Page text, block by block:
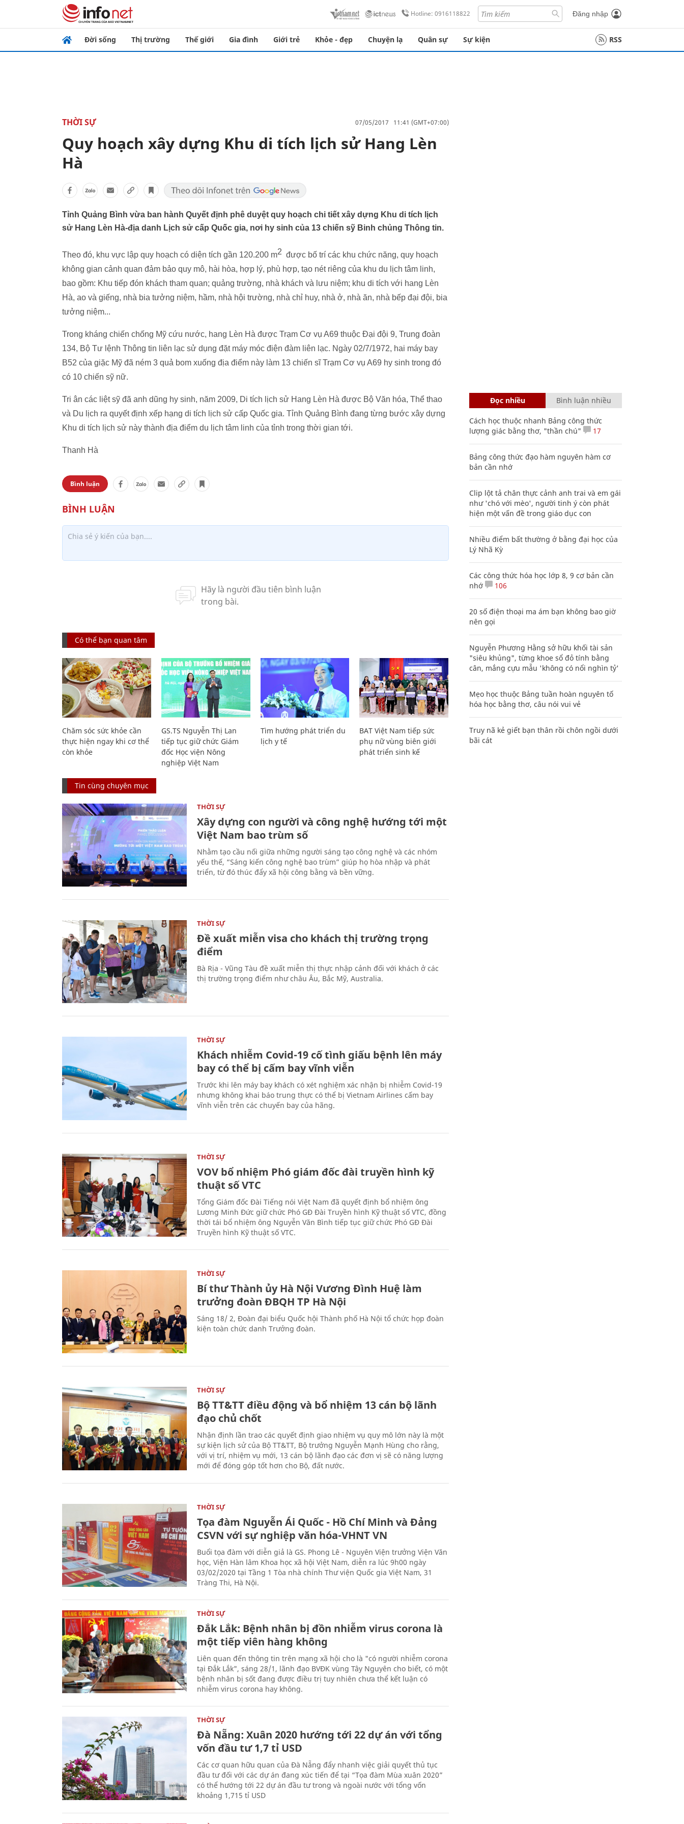
Hotline: 0916118822 Đăng nhập
Đời sống Thị trường Thế giới Gia đình Giới trẻ Khỏe - đẹp Chuyện lạ Quân sự Sự kiện RSS
THỜI SỰ 07/05/2017 11:41 (GMT+07:00)
Quy hoạch xây dựng Khu di tích lịch sử Hang Lèn
Hà
Tỉnh Quảng Bình vừa ban hành Quyết định phê duyệt quy hoạch chi tiết xây dựng Khu di tích lịch
sử Hang Lèn Hà-địa danh Lịch sử cấp Quốc gia, nơi hy sinh của 13 chiến sỹ Binh chủng Thông tin.
Theo đó, khu vực lập quy hoạch có diện tích gần 120.200 m2 được bố trí các khu chức năng, quy hoạch
không gian cảnh quan đảm bảo quy mô, hài hòa, hợp lý, phù hợp, tạo nét riêng của khu du lịch tâm linh,
bao gồm: Khu tiếp đón khách tham quan; quảng trường, nhà khách và lưu niệm; khu di tích với hang Lèn
Hà, ao và giếng, nhà bia tưởng niệm, hầm, nhà hội trường, nhà chỉ huy, nhà ở, nhà ăn, nhà bếp đại đội, bia
tưởng niệm...
Trong kháng chiến chống Mỹ cứu nước, hang Lèn Hà được Trạm Cơ vụ A69 thuộc Đại đội 9, Trung đoàn
134, Bộ Tư lệnh Thông tin liên lạc sử dụng đặt máy móc điện đàm liên lạc. Ngày 02/7/1972, hai máy bay
B52 của giặc Mỹ đã ném 3 quả bom xuống địa điểm này làm 13 chiến sĩ Trạm Cơ vụ A69 hy sinh trong đó
có 10 chiến sỹ nữ.
Tri ân các liệt sỹ đã anh dũng hy sinh, năm 2009, Di tích lịch sử Hang Lèn Hà được Bộ Văn hóa, Thể thao
và Du lịch ra quyết định xếp hạng di tích lịch sử cấp Quốc gia. Tỉnh Quảng Bình đang từng bước xây dựng
Khu di tích lịch sử này thành địa điểm du lịch tâm linh của tỉnh trong thời gian tới.
Thanh Hà
Bình luận
Có thể bạn quan tâm
Chăm sóc sức khỏe cần
thực hiện ngay khi cơ thể
còn khỏe
GS.TS Nguyễn Thị Lan
tiếp tục giữ chức Giám
đốc Học viện Nông
nghiệp Việt Nam
Tìm hướng phát triển du
lịch y tế
BAT Việt Nam tiếp sức
phụ nữ vùng biên giới
phát triển sinh kế
Tin cùng chuyên mục
THỜI SỰ
Xây dựng con người và công nghệ hướng tới một
Việt Nam bao trùm số
Nhằm tạo cầu nối giữa những người sáng tạo công nghệ và các nhóm
yếu thế, “Sáng kiến công nghệ bao trùm” giúp họ hòa nhập và phát
triển, từ đó thúc đẩy xã hội công bằng và bền vững.
THỜI SỰ
Đề xuất miễn visa cho khách thị trường trọng
điểm
Bà Rịa - Vũng Tàu đề xuất miễn thị thực nhập cảnh đối với khách ở các
thị trường trọng điểm như châu Âu, Bắc Mỹ, Australia.
THỜI SỰ
Khách nhiễm Covid-19 cố tình giấu bệnh lên máy
bay có thể bị cấm bay vĩnh viễn
Trước khi lên máy bay khách có xét nghiệm xác nhận bị nhiễm Covid-19
nhưng không khai báo trung thực có thể bị Vietnam Airlines cấm bay
vĩnh viễn trên các chuyến bay của hãng.
THỜI SỰ
VOV bổ nhiệm Phó giám đốc đài truyền hình kỹ
thuật số VTC
Tổng Giám đốc Đài Tiếng nói Việt Nam đã quyết định bổ nhiệm ông
Lương Minh Đức giữ chức Phó GĐ Đài Truyền hình Kỹ thuật số VTC, đồng
thời tái bổ nhiệm ông Nguyễn Văn Bình tiếp tục giữ chức Phó GĐ Đài
Truyền hình Kỹ thuật số VTC.
THỜI SỰ
Bí thư Thành ủy Hà Nội Vương Đình Huệ làm
trưởng đoàn ĐBQH TP Hà Nội
Sáng 18/ 2, Đoàn đại biểu Quốc hội Thành phố Hà Nội tổ chức họp đoàn
kiện toàn chức danh Trưởng đoàn.
THỜI SỰ
Bộ TT&TT điều động và bổ nhiệm 13 cán bộ lãnh
đạo chủ chốt
Nhận định lần trao các quyết định giao nhiệm vụ quy mô lớn này là một
sự kiện lịch sử của Bộ TT&TT, Bộ trưởng Nguyễn Mạnh Hùng cho rằng,
với vị trí, nhiệm vụ mới, 13 cán bộ lãnh đạo các đơn vị sẽ có năng lượng
mới để đóng góp tốt hơn cho Bộ, đất nước.
THỜI SỰ
Tọa đàm Nguyễn Ái Quốc - Hồ Chí Minh và Đảng
CSVN với sự nghiệp văn hóa-VHNT VN
Buổi tọa đàm với diễn giả là GS. Phong Lê - Nguyên Viện trưởng Viện Văn
học, Viện Hàn lâm Khoa học xã hội Việt Nam, diễn ra lúc 9h00 ngày
03/02/2020 tại Tầng 1 Tòa nhà chính Thư viện Quốc gia Việt Nam, 31
Tràng Thi, Hà Nội.
THỜI SỰ
Đắk Lắk: Bệnh nhân bị đồn nhiễm virus corona là
một tiếp viên hàng không
Liên quan đến thông tin trên mạng xã hội cho là "có người nhiễm corona
tại Đắk Lắk", sáng 28/1, lãnh đạo BVĐK vùng Tây Nguyên cho biết, có một
bệnh nhân bị sốt đang được điều trị tuy nhiên chưa thể kết luận có
nhiễm virus corona hay không.
THỜI SỰ
Đà Nẵng: Xuân 2020 hướng tới 22 dự án với tổng
vốn đầu tư 1,7 tỉ USD
Các cơ quan hữu quan của Đà Nẵng đẩy nhanh việc giải quyết thủ tục
đầu tư đối với các dự án đang xúc tiến để tại “Tọa đàm Mùa xuân 2020”
có thể hướng tới 22 dự án đầu tư trong và ngoài nước với tổng vốn
khoảng 1,715 tỉ USD
Đọc nhiều Bình luận nhiều
Cách học thuộc nhanh Bảng công thức
lượng giác bằng thơ, "thần chú"
17
Bảng công thức đạo hàm nguyên hàm cơ
bản cần nhớ
Clip lột tả chân thực cảnh anh trai và em gái
như 'chó với mèo', người tinh ý còn phát
hiện một vấn đề trong giáo dục con
Nhiều điểm bất thường ở bằng đại học của
Lý Nhã Kỳ
Các công thức hóa học lớp 8, 9 cơ bản cần
nhớ
106
20 số điện thoại ma ám bạn không bao giờ
nên gọi
Nguyễn Phương Hằng sở hữu khối tài sản
"siêu khủng", từng khoe sổ đỏ tính bằng
cân, mắng cựu mẫu 'không có nổi nghìn tỷ'
Mẹo học thuộc Bảng tuần hoàn nguyên tố
hóa học bằng thơ, câu nói vui vẻ
Truy nã kẻ giết bạn thân rồi chôn ngồi dưới
bãi cát